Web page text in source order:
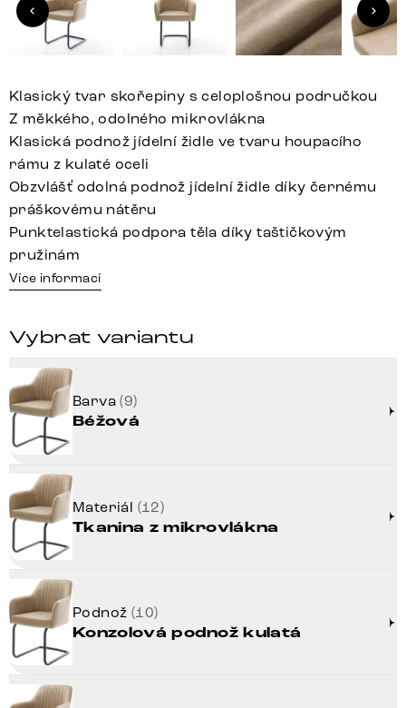
Klasický tvar skořepiny s celoplošnou područkou
Z měkkého, odolného mikrovlákna
Klasická podnož jídelní židle ve tvaru houpacího
rámu z kulaté oceli
Obzvlášť odolná podnož jídelní židle díky černému
práškovému nátěru
Punktelastická podpora těla díky taštičkovým
pružinám
Více informací
Vybrat variantu
Barva(9)
Béžová
Materiál (12)
Tkanina z mikrovlákna
Podnož (10)
Konzolová podnož kulatá